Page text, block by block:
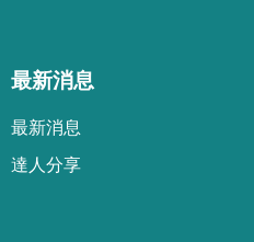
最新消息
最新消息
達人分享